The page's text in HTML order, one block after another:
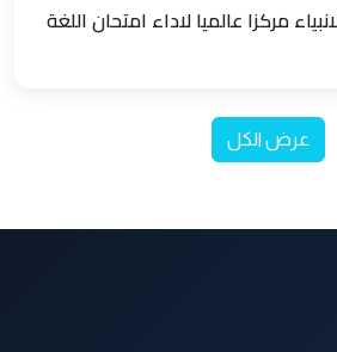
مركزا عالميا لاداء امتحان اللغة
عرض الكل